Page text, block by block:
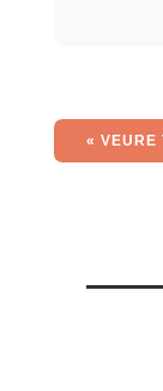
« VEURE